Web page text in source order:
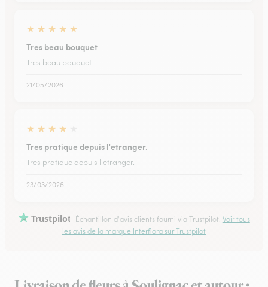
★ ★ ★ ★ ★
Tres beau bouquet
Tres beau bouquet
21/05/2026
★ ★ ★ ★
Tres pratique depuis l'etranger.
Tres pratique depuis l'etranger.
23/03/2026
Trustpilot Échantillon d'avis clients fourni via Trustpilot. Voir tous
les avis de la marque Interflora sur Trustpilot